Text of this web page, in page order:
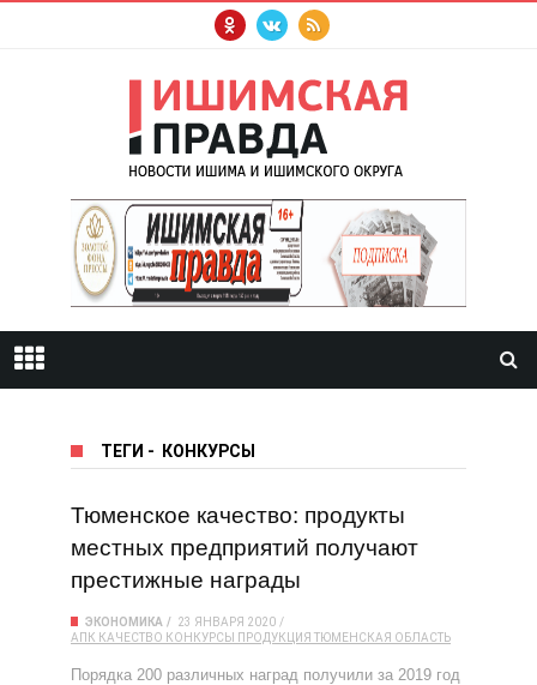
ТЕГИ - КОНКУРСЫ
Тюменское качество: продукты
местных предприятий получают
престижные награды
ЭКОНОМИКА
23 ЯНВАРЯ 2020
АПК КАЧЕСТВО КОНКУРСЫ ПРОДУКЦИЯ ТЮМЕНСКАЯ ОБЛАСТЬ
Порядка 200 различных наград получили за 2019 год